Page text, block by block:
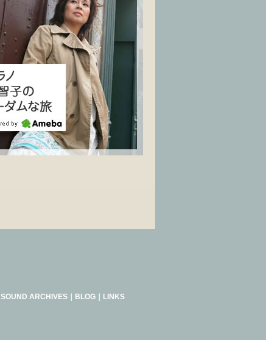
SOUND ARCHIVES｜ BLOG｜ LINKS